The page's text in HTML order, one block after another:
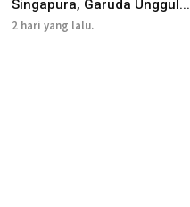
Singapura, Garuda Unggul...
2 hari yang lalu.